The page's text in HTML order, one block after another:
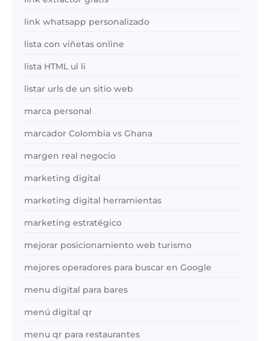
link whatsapp personalizado
lista con viñetas online
lista HTML ul li
listar urls de un sitio web
marca personal
marcador Colombia vs Ghana
margen real negocio
marketing digital
marketing digital herramientas
marketing estratégico
mejorar posicionamiento web turismo
mejores operadores para buscar en Google
menu digital para bares
menú digital qr
menu qr para restaurantes